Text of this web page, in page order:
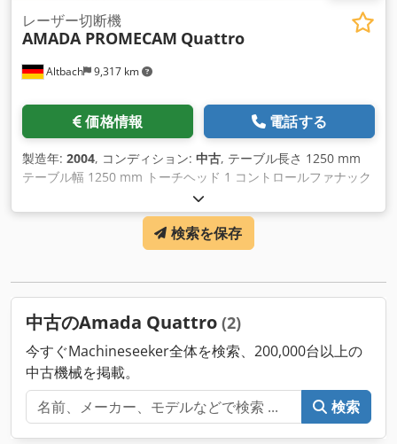
Altbach 9,317 km
レーザー切断機
AMADA PROMECAM Quattro
価格情報 電話する
製造年: 2004, コンディション: 中古, テーブル長さ 1250 mm
テーブル幅 1250 mm トーチヘッド 1 コントロールファナック
パワー1000W トラベル - z 100 mm Crjdpshly Hlsfx Aicof ト
ラベルX/Y 1260/1260 mm トラバース速度 30/30/42 mm/sec
ガス消費量 10リットル/時間 総必要電力量 22kW 本体重量 約
3.5t 必要スペース 約10m
検索を保存
中古のAmada Quattro (2)
今すぐMachineseeker全体を検索、200,000台以上の
中古機械を掲載。
検索